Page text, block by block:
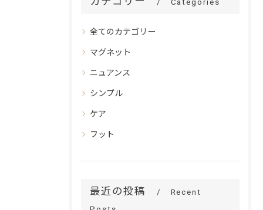
全てのカテゴリー
マグネット
ニュアンス
シンプル
ケア
フット
最近の投稿
Recent